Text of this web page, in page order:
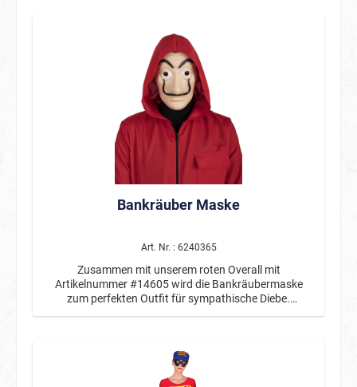
Bankräuber Maske
Art. Nr. : 6240365
Zusammen mit unserem roten Overall mit
Artikelnummer #14605 wird die Bankräubermaske
zum perfekten Outfit für sympathische Diebe.